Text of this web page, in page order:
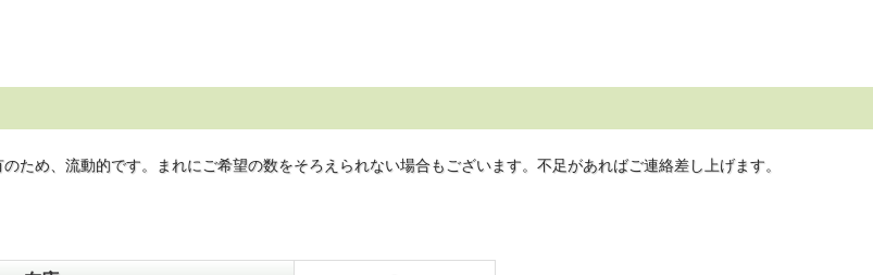
ため、流動的です。まれにご希望の数をそろえられない場合もございます。不足があればご連絡差し上げます。